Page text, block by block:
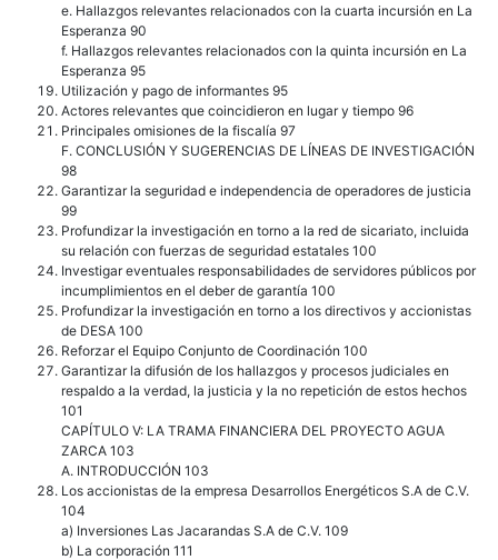
e. Hallazgos relevantes relacionados con la cuarta incursión en La
Esperanza 90
f. Hallazgos relevantes relacionados con la quinta incursión en La
Esperanza 95
Utilización y pago de informantes 95
Actores relevantes que coincidieron en lugar y tiempo 96
Principales omisiones de la fiscalía 97
F. CONCLUSIÓN Y SUGERENCIAS DE LÍNEAS DE INVESTIGACIÓN
98
Garantizar la seguridad e independencia de operadores de justicia
99
Profundizar la investigación en torno a la red de sicariato, incluida
su relación con fuerzas de seguridad estatales 100
Investigar eventuales responsabilidades de servidores públicos por
incumplimientos en el deber de garantía 100
Profundizar la investigación en torno a los directivos y accionistas
de DESA 100
Reforzar el Equipo Conjunto de Coordinación 100
Garantizar la difusión de los hallazgos y procesos judiciales en
respaldo a la verdad, la justicia y la no repetición de estos hechos
101
CAPÍTULO V: LA TRAMA FINANCIERA DEL PROYECTO AGUA
ZARCA 103
A. INTRODUCCIÓN 103
Los accionistas de la empresa Desarrollos Energéticos S.A de C.V.
104
a) Inversiones Las Jacarandas S.A de C.V. 109
b) La corporación 111